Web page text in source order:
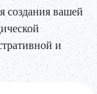
создания вашей
и